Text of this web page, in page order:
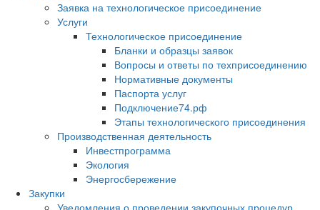
Заявка на технологическое присоединение
Услуги
Технологическое присоединение
Бланки и образцы заявок
Вопросы и ответы по техприсоединению
Нормативные документы
Паспорта услуг
Подключение74.рф
Этапы технологического присоединения
Производственная деятельность
Инвестпрограмма
Экология
Энергосбережение
Закупки
Уведомления о проведении закупочных процедур